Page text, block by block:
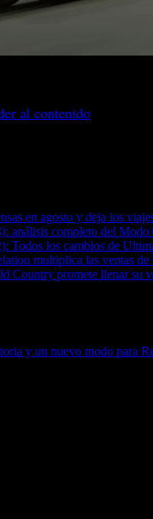
al contenido
en agosto y deja los
análisis completo del Modo
Todos los cambios de
multiplica las ventas de
Country promete llenar su
y un nuevo modo para